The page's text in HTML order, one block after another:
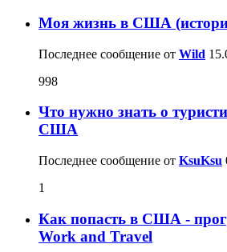
Моя жизнь в США
Последнее сообщение от Wild
998
Что нужно знать о
США
Последнее сообщение от KsuKsu
1
Как попасть в США -
Work and Travel